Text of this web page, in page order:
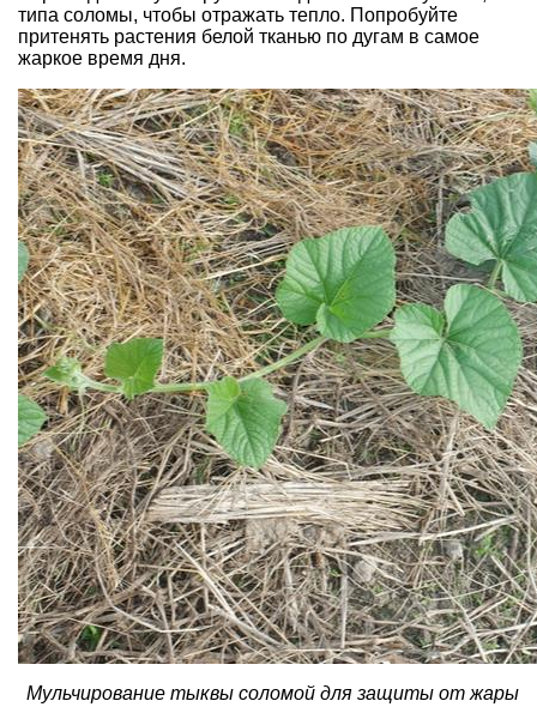
типа соломы, чтобы отражать тепло. Попробуйте
притенять растения белой тканью по дугам в самое
жаркое время дня.
Мульчирование тыквы соломой для защиты от жары